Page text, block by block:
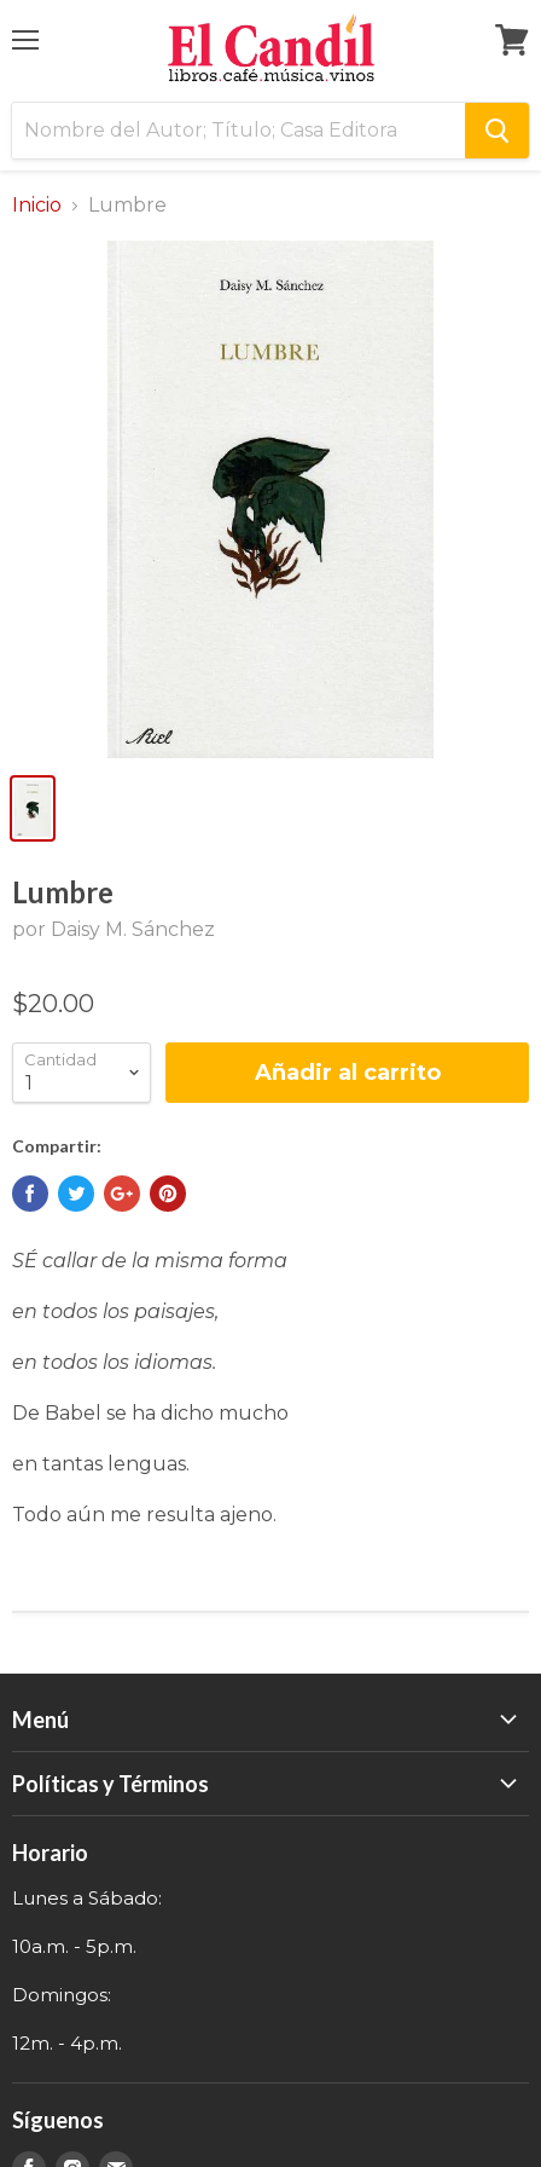
Inicio Lumbre
Lumbre
por Daisy M. Sánchez
$20.00
Cantidad Añadir al carrito
Compartir:
SÉ callar de la misma forma
en todos los paisajes,
en todos los idiomas.
De Babel se ha dicho mucho
en tantas lenguas.
Todo aún me resulta ajeno.
Menú
Eventos
Políticas y Términos
Política de Privacidad
Términos y Envío
Información de Contacto
Horario
Lunes a Sábado:
10a.m. - 5p.m.
Domingos:
12m. - 4p.m.
Síguenos